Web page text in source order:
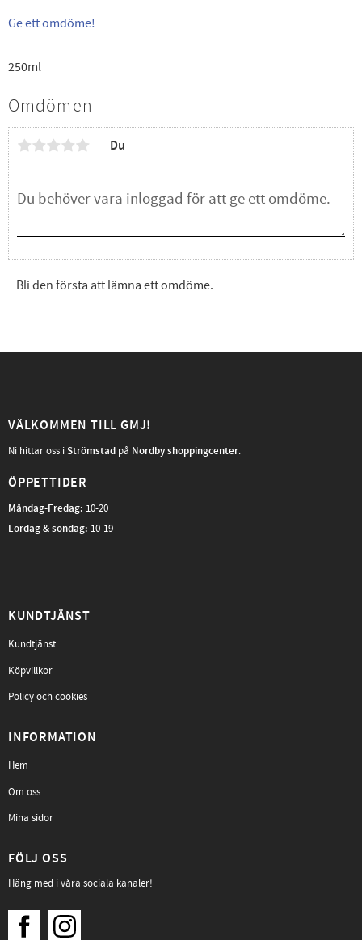
Ge ett omdöme!
250ml
Omdömen
Du
Bli den första att lämna ett omdöme.
VÄLKOMMEN TILL GMJ!
Ni hittar oss iStrömstad på Nordby shoppingcenter.
ÖPPETTIDER
Måndag-Fredag: 10-20
Lördag & söndag: 10-19
KUNDTJÄNST
Kundtjänst
Köpvillkor
Policy och cookies
INFORMATION
Hem
Om oss
Mina sidor
FÖLJ OSS
Häng med i våra sociala kanaler!